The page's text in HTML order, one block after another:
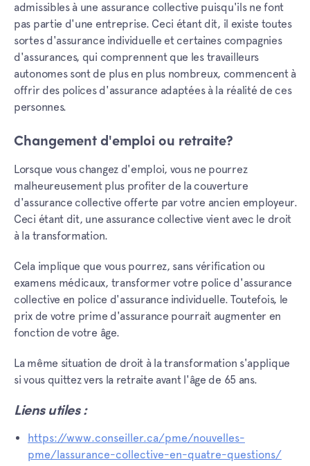
admissibles à une assurance collective puisqu'ils ne font
pas partie d'une entreprise. Ceci étant dit, il existe toutes
sortes d'assurance individuelle et certaines compagnies
d'assurances, qui comprennent que les travailleurs
autonomes sont de plus en plus nombreux, commencent à
offrir des polices d'assurance adaptées à la réalité de ces
personnes.
Changement d'emploi ou retraite?
Lorsque vous changez d'emploi, vous ne pourrez
malheureusement plus profiter de la couverture
d'assurance collective offerte par votre ancien employeur.
Ceci étant dit, une assurance collective vient avec le droit
à la transformation.
Cela implique que vous pourrez, sans vérification ou
examens médicaux, transformer votre police d'assurance
collective en police d'assurance individuelle. Toutefois, le
prix de votre prime d'assurance pourrait augmenter en
fonction de votre âge.
La même situation de droit à la transformation s'applique
si vous quittez vers la retraite avant l'âge de 65 ans.
Liens utiles :
https://www.conseiller.ca/pme/nouvelles-
pme/lassurance-collective-en-quatre-questions/